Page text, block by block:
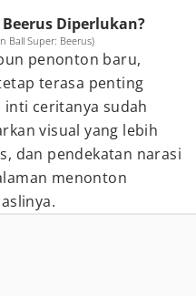
Diperlukan?
Ball Super: Beerus)
penonton baru,
terasa penting
inti ceritanya sudah
visual yang lebih
dan pendekatan narasi
menonton